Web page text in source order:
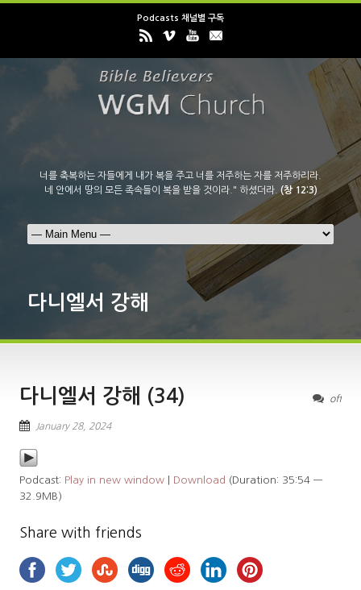
Podcasts 채널별 구독
너를 축복하는 자들에게 내가 복을 주고 너를 저주하는 자를 저주하리라.
네 안에서 땅의 모든 족속들이 복을 받을 것이라." 하셨더라.(창 12:3)
다니엘서 강해
off
다니엘서 강해 (34)
January 28, 2024
Podcast: Play in new window Download (Duration: 35:54 —
32.9MB)
Share with friends